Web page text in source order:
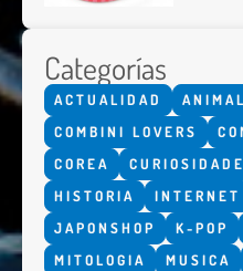
Categorías
ACTUALIDAD
COMBINI LOVERS
COREA
HISTORIA
INTERNET
JAPONSHOP
K-POP
MITOLOGIA
MUSICA